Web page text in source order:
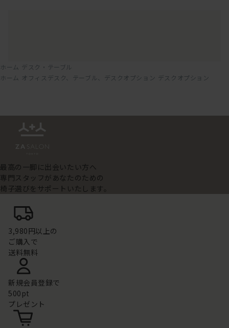
ホーム デスク・テーブル
ホーム
オフィスデスク、テーブル、デスクオプション デスクオプション
最高の一脚に出会いたい方へ
専門スタッフがあなたのための
椅子選びをサポートいたします。
3,980円以上の
ご購入で
送料無料
新規会員登録で
500pt
プレゼント